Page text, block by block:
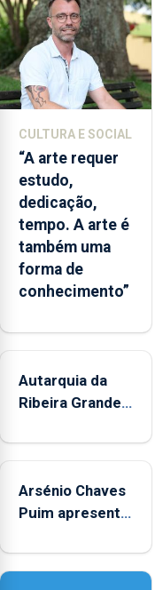
euros.
CULTURA E SOCIAL
“A arte requer
estudo,
dedicação,
tempo. A arte é
também uma
forma de
conhecimento”
Autarquia da
Ribeira Grande
iniciativa
Verão"
Arsénio Chaves
Puim apresenta
Biblioteca de